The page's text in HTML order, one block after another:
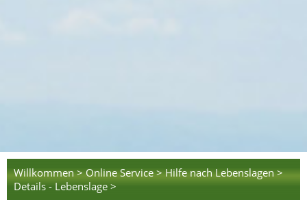
Willkommen > Online Service > Hilfe nach Lebenslagen >
Details - Lebenslage >